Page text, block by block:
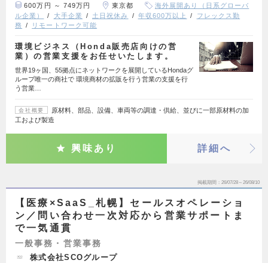
600万円 ～ 749万円 東京都
海外展開あり（日系グローバ
ル企業）
大手企業 土日祝休み 年収600万以上
フレックス勤
務
リモートワーク可能
環境ビジネス（Honda販売店向けの営
業）の営業支援をお任せいたします。
世界19ヶ国、55拠点にネットワークを展開しているHondaグ
ループ唯一の商社で 環境商材の拡販を行う営業の支援を行
う営業…
会社概要
原材料、部品、設備、車両等の調達・供給、並びに一部原材料の加
工および製造
興味あり 詳細へ
掲載期間 26/07/28～26/08/10
【医療×SaaS_札幌】セールスオペレーショ
ン／問い合わせ一次対応から営業サポートま
で一気通貫
一般事務・営業事務
株式会社SCOグループ